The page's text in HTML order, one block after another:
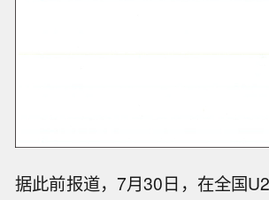
据此前报道，7月30日，在全国